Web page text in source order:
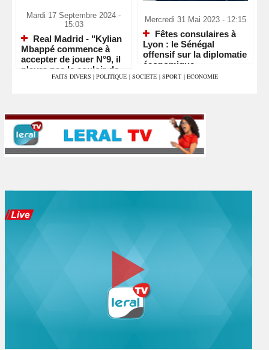
Mardi 17 Septembre 2024 -
15:03
Real Madrid - "Kylian
Mbappé commence à
accepter de jouer N°9, il
n'aura pas le couloir de
Vinicius"
Mercredi 31 Mai 2023 - 12:15
Fêtes consulaires à
Lyon : le Sénégal
offensif sur la diplomatie
économique
FAITS DIVERS | POLITIQUE | SOCIETE | SPORT | ECONOMIE